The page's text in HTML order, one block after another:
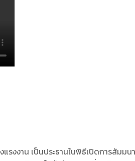
าน เป็นประธานในพิธีเปิดการสัมมน